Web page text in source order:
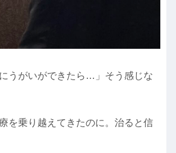
にうがいができたら…」そう感じな
を乗り越えてきたのに。治ると信